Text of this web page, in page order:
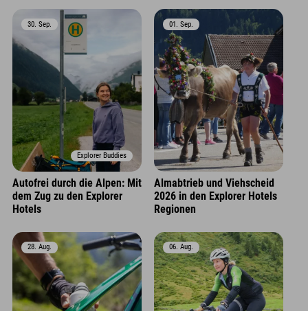
Explorer Buddies
30. Sep.
Autofrei durch die Alpen: Mit
dem Zug zu den Explorer
Hotels
01. Sep.
Almabtrieb und Viehscheid
2026 in den Explorer Hotels
Regionen
28. Aug. 06. Aug.